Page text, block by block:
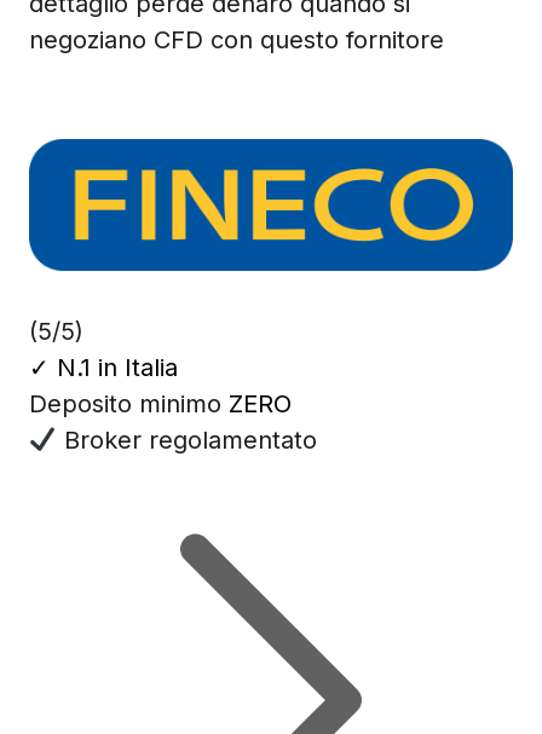
negoziano CFD con questo fornitore
(5/5)
✓ N.1 in Italia
Deposito minimo ZERO
Broker regolamentato